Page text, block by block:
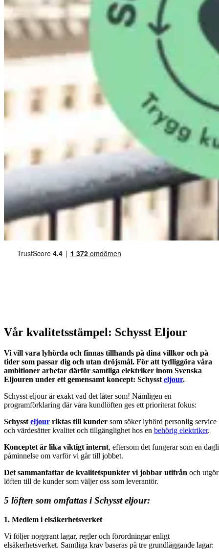
Vår kvalitetsstämpel: Schysst Eljour
Vi vill vara lyhörda och finnas tillhands på dina villkor och på
tider som passar dig och utan dröjsmål. För att tydliggöra våra
ambitioner arbetar därför samtliga elektriker inom Svenska
Eljouren under ett gemensamt koncept: Schysst eljour.
Schysst eljour är exakt vad det låter som! Nämligen en
programförklaring där våra kundlöften ges ett prioriterat fokus:
Schysst eljour riktas till kunder som söker lyhörd personlig service
och värdesätter kvalitet och tillgänglighet hos en behörig elektriker.
Konceptet är lika viktigt internt, eftersom det fungerar som en
påminnelse om varför vi går till jobbet.
Det sammanfattar de kvalitetspunkter vi jobbar utifrån och utgör
löften till de kunder som väljer oss som leverantör.
5 löften som omfattas i Schysst eljour:
1. Medlem i elsäkerhetsverket
Vi följer noggrant lagar, regler och förordningar enligt
elsäkerhetsverket. Samtliga krav baseras på tre grundläggande lagar: